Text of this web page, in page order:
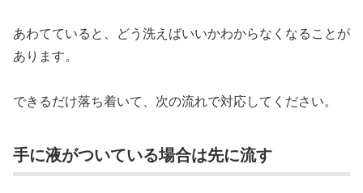
あわてていると、どう洗えばいいかわからなくなることが
あります。
できるだけ落ち着いて、次の流れで対応してください。
手に液がついている場合は先に流す